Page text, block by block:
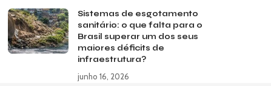
Sistemas de esgotamento
sanitário: o que falta para o
Brasil superar um dos seus
maiores déficits de
infraestrutura?
junho 16, 2026